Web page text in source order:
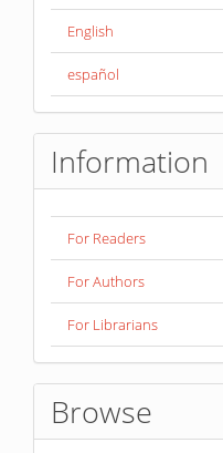
English
español
Information
For Readers
For Authors
For Librarians
Browse